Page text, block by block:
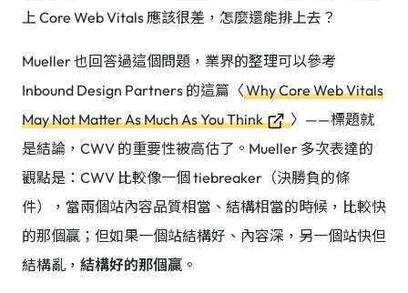
上 Core Web Vitals 應該很差，怎麼還能排上去？
Mueller 也回答過這個問題，業界的整理可以參考
Inbound Design Partners 的這篇〈Why Core Web Vitals
May Not Matter As Much As You Think
〉——標題就
是結論，CWV 的重要性被高估了。Mueller 多次表達的
觀點是：CWV 比較像一個 tiebreaker（決勝負的條
件），當兩個站內容品質相當、結構相當的時候，比較快
的那個贏；但如果一個站結構好、內容深，另一個站快但
結構亂， 結構好的那個贏 。